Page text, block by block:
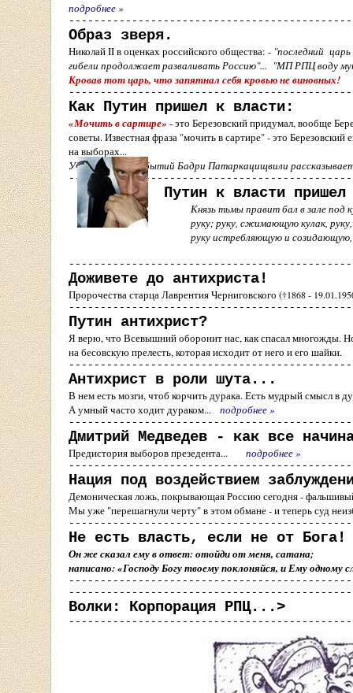
подробнее»
Образ зверя.
НиколайIIв оценках российского общества: - "последний
гибели продолжает разваливать Россию"... "МП РПЦ воду
Кровав тот царь, что запятнал себя кровью не
Как Путин пришел к власти:
«Мочить в сартире» - это Березовский придумал, вообще
советы. Известная фраза "мочить в сартире" - это Березовский
на выборах...
Участник тех событий Бадри Патаркацищвили
Путин к власти пришел
Князь тьмы правит бал в зале под
руку; руку, сжимающую кулак, руку,
руку истребляющую и созидающую, руку
Доживете до антихриста!
Пророчества старца Лаврентия Черниговского (†1868 -
Путин антихрист?
Я верю, что Всевышний оборонит нас, как спасал многожды.
на бесовскую прелесть, которая исходит от него и его
Антихрист в роли шута...
В нем есть мозги, чтоб корчить дурака. Есть мудрый смысл в
А умный часто ходит дураком... подробнее»
Дмитрий Медведев - как все
Предистория выборов презедента... подробнее»
Нация под воздействием
Демоническая ложь, покрывающая Россию сегодня -
Мы уже "перешагнули черту" в этом обмане - и теперь суд
Не есть власть, если не от Бога!
Он же сказал ему в ответ: отойди от меня, сатана;
написано:«Господу Богу твоему поклоняйся, и Ему одному
Волки: Корпорация РПЦ...>